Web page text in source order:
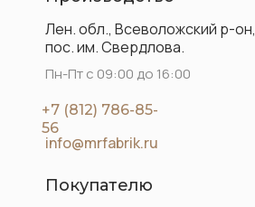
Покупателю
+7 (812) 786-85-
56
Пн-Пт с 09:00 до 16:00
Лен. обл., Всеволожский р-он,
пос. им. Свердлова.
info@mrfabrik.ru